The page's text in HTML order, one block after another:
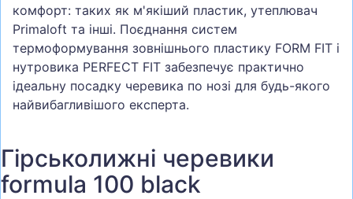
комфорт: таких як м'якіший пластик, утеплювач
Primaloft та інші. Поєднання систем
термоформування зовнішнього пластику FORM FIT і
нутровика PERFECT FIT забезпечує практично
ідеальну посадку черевика по нозі для будь-якого
найвибагливішого експерта.
Гірськолижні черевики
formula 100 black